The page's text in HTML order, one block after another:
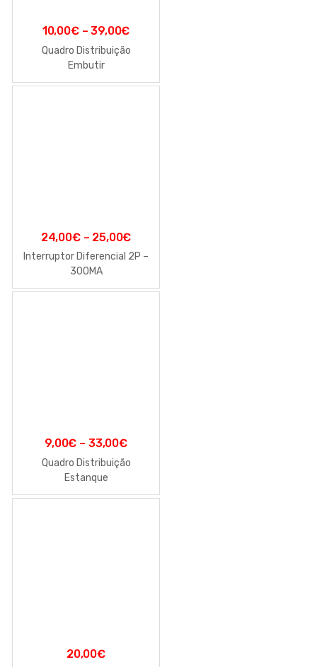
10,00€–39,00€
Quadro Distribuição
Embutir
24,00€– 25,00€
Interruptor Diferencial 2P –
300MA
9,00€ – 33,00€
Quadro Distribuição
Estanque
20,00€